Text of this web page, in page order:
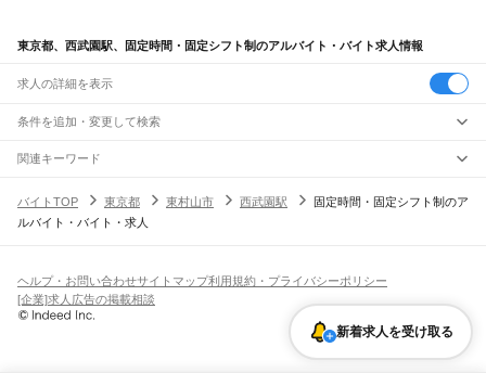
東京都、西武園駅、固定時間・固定シフト制のアルバイト・バイト求人情報
求人の詳細を表示
条件を追加・変更して検索
市区町村を追加・変更
東京都すべて
東京23区 すべて
江戸川区
八王子市立川市武蔵野市 昭島市調布市町田市小金井市
小平市日野市 狛江市 東大和市 清瀬市
あきる野市西東京市 大島町利島村
小笠原村西多摩郡
駅を追加・変更
JR山手線
大崎駅五反田駅目黒駅恵比寿駅 代々木駅新宿駅新大久保駅
高田馬場駅
田端駅 西日暮里駅
新橋駅浜松町駅田町駅
職種を追加・変更
飲食・フードサービスすべて
ホールスタッフキッチンスタッフ
パン屋（ベーカリー）
バー（BAR）・バーテンダー
飲食店（店長・マネージャー）
人気
日払いOK高校生歓迎 髪型・髪色自由
留学生・外国人活躍中
雇用形態を追加・変更
関連キーワード
バイトTOP
東京都 東村山市 西武園駅
固定時間・固定シフト制のア
ルバイト・バイト・求人
新着求人を受け取る
ヘルプ・お問い合わせサイトマップ利用規約・プライバシーポリシー
[企業]求人広告の掲載相談